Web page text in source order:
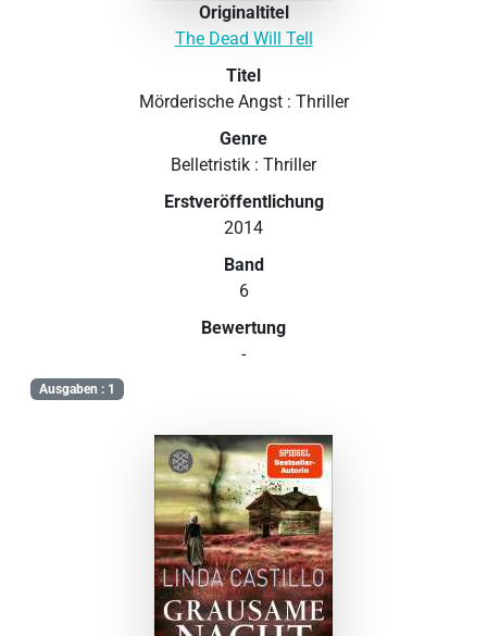
Originaltitel
The Dead Will Tell
Titel
Mörderische Angst : Thriller
Genre
Belletristik : Thriller
Erstveröffentlichung
2014
Band
6
Bewertung
-
Ausgaben : 1